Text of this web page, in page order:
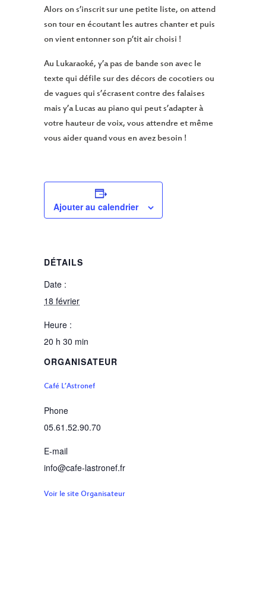
Alors on s’inscrit sur une petite liste, on attend
son tour en écoutant les autres chanter et puis
on vient entonner son p’tit air choisi !
Au Lukaraoké, y’a pas de bande son avec le
texte qui défile sur des décors de cocotiers ou
de vagues qui s’écrasent contre des falaises
mais y’a Lucas au piano qui peut s’adapter à
votre hauteur de voix, vous attendre et même
vous aider quand vous en avez besoin !
Ajouter au calendrier
DÉTAILS
Date :
18 février
Heure :
20 h 30 min
ORGANISATEUR
Café L’Astronef
Phone
05.61.52.90.70
E-mail
info@cafe-lastronef.fr
Voir le site Organisateur